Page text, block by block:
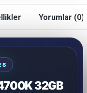
Yorumlar (0)
32GB